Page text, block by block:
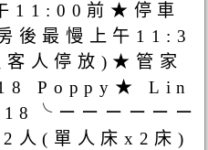
11:00前★停車
後最慢上午11:3
客人停放)★管家
Poppy★ Lin
ーーーーーー
人(單人床x2床)